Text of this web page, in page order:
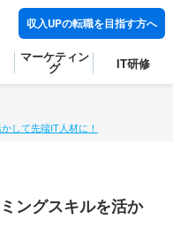
収入UPの転職を目指す方へ
マーケティン
グ IT研修
して先端IT人材に！
ングスキルを活か